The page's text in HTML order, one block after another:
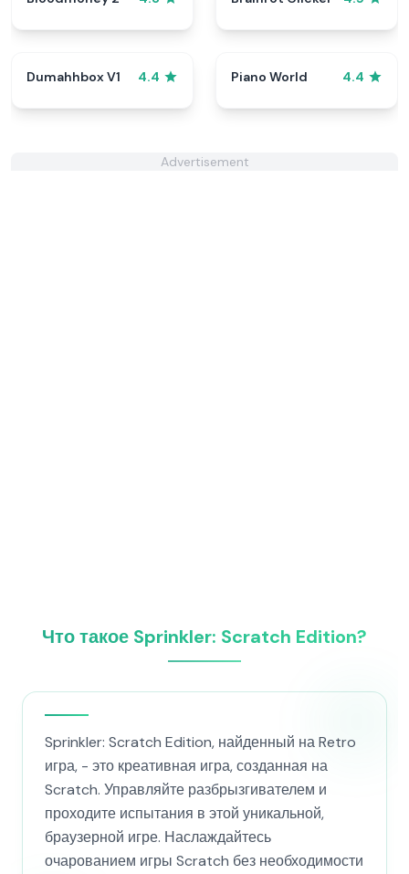
Dumahhbox V1 4.4 Piano World 4.4
Advertisement
Что такое Sprinkler: Scratch Edition?
Sprinkler: Scratch Edition, найденный на Retro
игра, - это креативная игра, созданная на
Scratch. Управляйте разбрызгивателем и
проходите испытания в этой уникальной,
браузерной игре. Наслаждайтесь
очарованием игры Scratch без необходимости